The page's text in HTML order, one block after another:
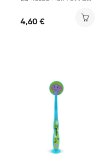
4,60 €